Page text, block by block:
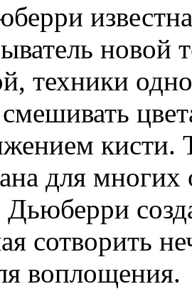
новой
техники
кисти.
для
Дьюберри
сотворить
воплощения.